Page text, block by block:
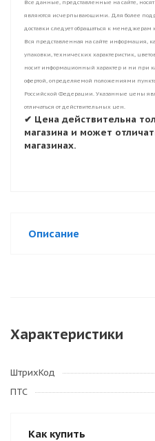
Все данные, представленные на сайте,
являются исчерпывающими. Для более
доставки следует обращаться к
Вся представленная на сайте информация,
упаковки, технических характеристик,
носит информационный характер и ни при
офертой, определяемой положениями пункта
Российской Федерации. Указанные цены
отличаться от действительных цен.
✔ Цена действительна
магазина и может
магазинах.
Описание
Характеристики
ШтрихКод
ПТС
Как купить